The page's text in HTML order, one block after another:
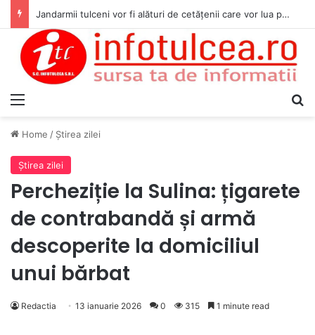
Jandarmii tulceni vor fi alături de cetățenii care vor lua parte la Festivalul Folk Țestos
Home / Ştirea zilei
Ştirea zilei
Percheziție la Sulina: țigarete
de contrabandă și armă
descoperite la domiciliul
unui bărbat
Redactia 13 ianuarie 2026 0 315 1 minute read